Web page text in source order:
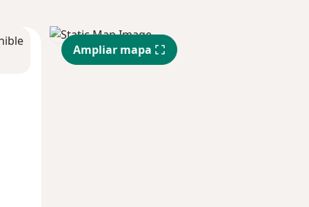
Ampliar mapa